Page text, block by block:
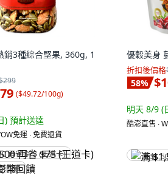
銷3種綜合堅果, 360g, 1
($49.72/100g)
) 預計送達
免運 ∙ 免費退貨
再省 $75 (王道卡)
回饋
優穀美身
折扣後價格
58%
明天 8/9 (
酷澎直售 ∙
满